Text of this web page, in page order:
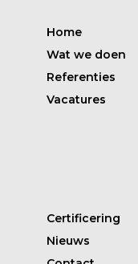
Home
Wat we doen
Referenties
Vacatures
Certificering
Nieuws